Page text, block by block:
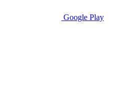
Google Play